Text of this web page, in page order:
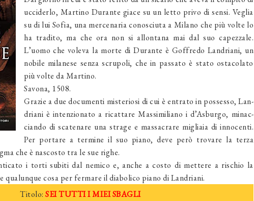
uc­ciderlo, Martino Durante giace su un letto privo di sensi. Veglia
su di lui Sofia, una mercenaria conosciuta a Milano che più volte lo
ha tradi­to, ma che ora non si allontana mai dal suo capezzale.
L’uomo che vole­va la morte di Durante è Goffredo Landriani, un
nobile milanese senza scrupoli, che in passato è stato osta­colato
più volte da Martino.
Savona, 1508.
Grazie a due documenti misteriosi di cui è entrato in possesso, Lan­
driani è intenzionato a ricattare Massimiliano i d’Asburgo, minac­
ciando di scatenare una strage e massacrare migliaia di innocenti.
Per portare a termine il suo piano, deve però trovare la terza
che è nasco­sto tra le sue righe.
i torti subiti dal nemico e, anche a costo di mettere a rischio la
cosa per fermare il diabolico piano di Landriani.
Titolo: SEI TUTTI I MIEI SBAGLI